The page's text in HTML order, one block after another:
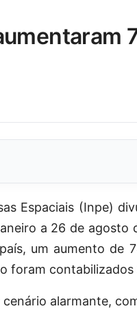
Espaciais (Inpe)
a 26 de
um aumento de
foram contabilizados
alarmante,